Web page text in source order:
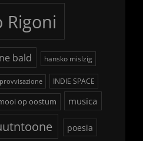
Rigoni
bald hansko mislzig
INDIE SPACE
op oostum musica
poesia